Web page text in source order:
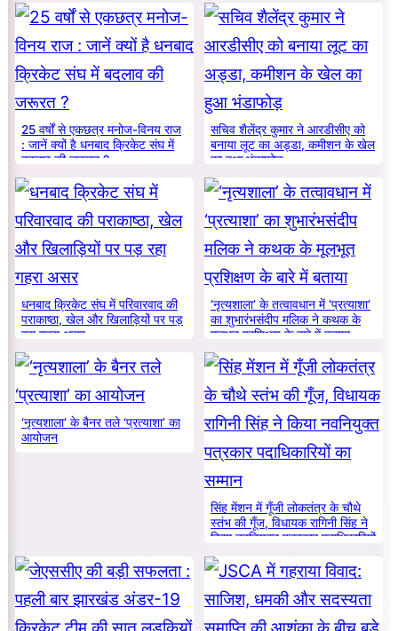
25 वर्षों से एकछत्र मनोज-विनय राज
: जानें क्यों है धनबाद क्रिकेट संघ में
बदलाव की जरूरत ?
सचिव शैलेंद्र कुमार ने आरडीसीए को
बनाया लूट का अड्डा, कमीशन के खेल
का हुआ भंडाफोड़
धनबाद क्रिकेट संघ में परिवारवाद की
पराकाष्ठा, खेल और खिलाड़ियों पर पड़
रहा गहरा असर
‘नृत्यशाला’ के तत्वावधान में ‘प्रत्याशा’
का शुभारंभसंदीप मलिक ने कथक के
मूलभूत प्रशिक्षण के बारे में बताया
‘नृत्यशाला’ के बैनर तले ‘प्रत्याशा’ का
आयोजन
सिंह मेंशन में गूँजी लोकतंत्र के चौथे
स्तंभ की गूँज, विधायक रागिनी सिंह ने
किया नवनियुक्त पत्रकार पदाधिकारियों
का सम्मान